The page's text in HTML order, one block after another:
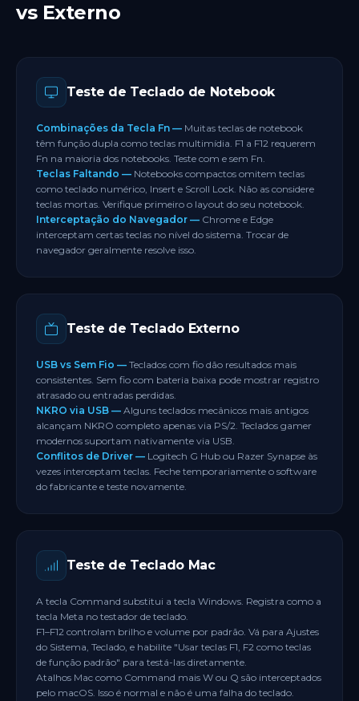
etapas, contate o fabricante para suporte.
antes do testador vê-las. Tente um navegador
habilite "Usar teclas F1, F2, etc. como teclas de
função padrão" para permitir o registro direto.
Atualize o driver do teclado no Gerenciador de
Dispositivos no Windows.
como último recurso se as teclas modificadoras
falharem após verificação das configurações.
Se apenas um lado de uma tecla modificadora
falhar após atualização do driver, contate o
fabricante para suporte em garantia.
vs Externo
Teste de Teclado de Notebook
Combinações da Tecla Fn — Muitas teclas de notebook
têm função dupla como teclas multimídia. F1 a F12 requerem
Fn na maioria dos notebooks. Teste com e sem Fn.
Teclas Faltando — Notebooks compactos omitem teclas
como teclado numérico, Insert e Scroll Lock. Não as considere
teclas mortas. Verifique primeiro o layout do seu notebook.
Interceptação do Navegador — Chrome e Edge
interceptam certas teclas no nível do sistema. Trocar de
navegador geralmente resolve isso.
Teste de Teclado Externo
USB vs Sem Fio — Teclados com fio dão resultados mais
consistentes. Sem fio com bateria baixa pode mostrar registro
atrasado ou entradas perdidas.
NKRO via USB — Alguns teclados mecânicos mais antigos
alcançam NKRO completo apenas via PS/2. Teclados gamer
modernos suportam nativamente via USB.
Conflitos de Driver — Logitech G Hub ou Razer Synapse às
vezes interceptam teclas. Feche temporariamente o software
do fabricante e teste novamente.
Teste de Teclado Mac
A tecla Command substitui a tecla Windows. Registra como a
tecla Meta no testador de teclado.
F1–F12 controlam brilho e volume por padrão. Vá para Ajustes
do Sistema, Teclado, e habilite "Usar teclas F1, F2 como teclas
de função padrão" para testá-las diretamente.
Atalhos Mac como Command mais W ou Q são interceptados
pelo macOS. Isso é normal e não é uma falha do teclado.